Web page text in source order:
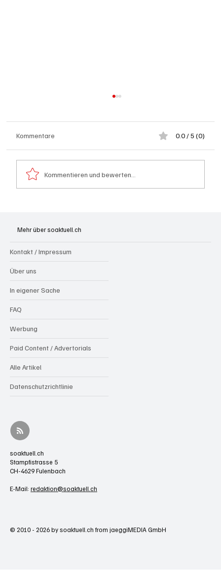
Kommentare 0.0 / 5 (0)
Kommentieren und bewerten...
Mehr über soaktuell.ch
Kontakt / Impressum
Über uns
In eigener Sache
FAQ
Werbung
Paid Content / Advertorials
Alle Artikel
Datenschutzrichtlinie
soaktuell.ch
Stampfistrasse 5
CH-4629 Fulenbach
E-Mail: redaktion@soaktuell.ch
© 2010 - 2026 by soaktuell.ch from jaeggiMEDIA GmbH